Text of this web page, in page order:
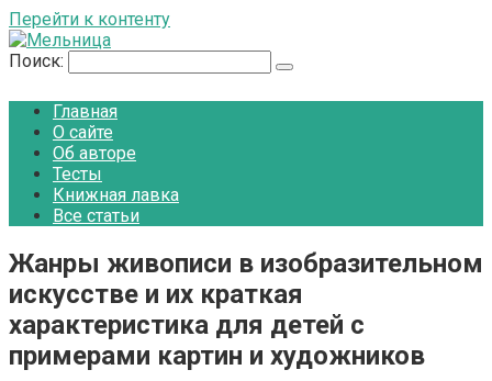
Перейти к контенту
Поиск:
Главная
О сайте
Об авторе
Тесты
Книжная лавка
Все статьи
Жанры живописи в изобразительном
искусстве и их краткая
характеристика для детей с
примерами картин и художников